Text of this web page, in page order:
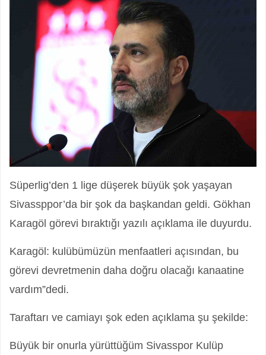
Süperlig’den 1 lige düşerek büyük şok yaşayan
Sivassppor’da bir şok da başkandan geldi. Gökhan
Karagöl görevi bıraktığı yazılı açıklama ile duyurdu.
Karagöl: kulübümüzün menfaatleri açısından, bu
görevi devretmenin daha doğru olacağı kanaatine
vardım”dedi.
Taraftarı ve camiayı şok eden açıklama şu şekilde:
Büyük bir onurla yürüttüğüm Sivasspor Kulüp